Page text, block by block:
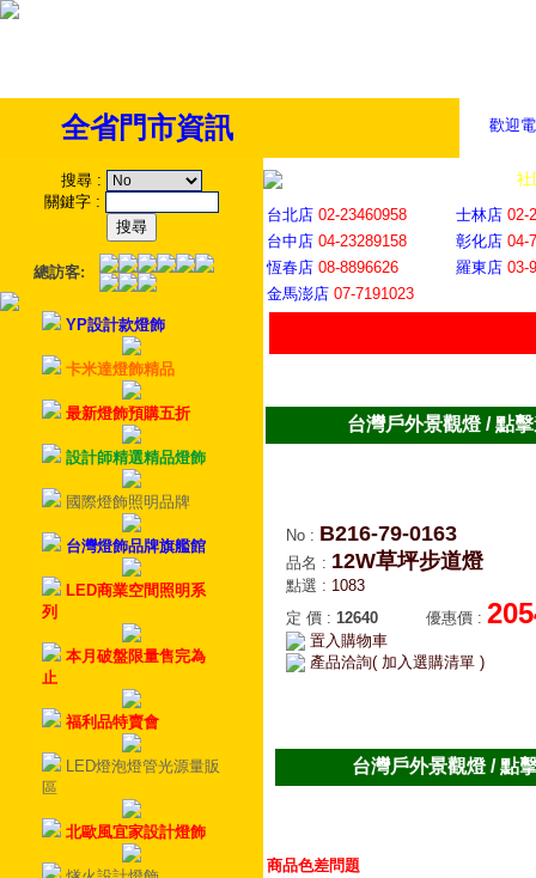
歡迎
全省門市資訊
搜尋 :
關鍵字 :
總訪客:
YP設計款燈飾
卡米達燈飾精品
最新燈飾預購五折
設計師精選精品燈飾
國際燈飾照明品牌
台灣燈飾品牌旗艦館
LED商業空間照明系
列
本月破盤限量售完為
止
福利品特賣會
LED燈泡燈管光源量販
區
北歐風宜家設計燈飾
社
台北店 02-23460958 士林店 02-
台中店 04-23289158 彰化店 04-
恆春店 08-8896626 羅東店 03-
金馬澎店 07-7191023
台灣戶外景觀燈 / 點
No : B216-79-0163
品名 : 12W草坪步道燈
點選 : 1083
定 價 : 12640 優惠價 :
置入購物車
產品洽詢( 加入選購清單 )
台灣戶外景觀燈 / 點
商品色差問題